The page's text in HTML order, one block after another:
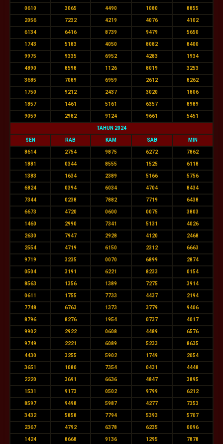
0610 3065 4490 1080 8855
2056 7232 4219 4076 4102
6134 6416 8739 9479 5650
1743 5183 4050 8082 8400
9975 9335 6952 4283 1934
4890 8598 1126 8019 3253
3685 7089 6959 2612 8262
1750 9212 2437 3020 1806
1857 1461 5161 6357 8989
9059 2982 9124 9661 5451
TAHUN 2024
SEN RAB KAM SAB MIN
8614 2754 9875 6272 7862
1881 0344 8555 1525 6118
1383 1634 2389 5166 5756
6824 0394 6034 4704 8434
7344 0238 7882 7719 6438
6673 4720 0600 0075 3803
1460 2990 7341 5131 4026
2630 7947 2928 4120 2468
2554 4719 6150 2312 6663
9719 3235 0070 6899 2874
0504 3191 6221 8233 0154
8563 1356 1389 7275 3914
0611 1755 7733 4437 2194
7748 6763 1373 3779 9406
8796 8276 1954 0737 4017
9902 2922 0608 4489 6576
9749 2221 6089 5233 8635
4430 3255 5902 1749 2054
3651 1080 7354 0431 4448
2220 3691 6636 4847 3895
1531 9173 0502 9799 6212
8597 9498 5987 4277 7353
3432 5858 7794 5393 5707
2367 4792 6378 6235 0096
1424 8668 9136 1295 7878